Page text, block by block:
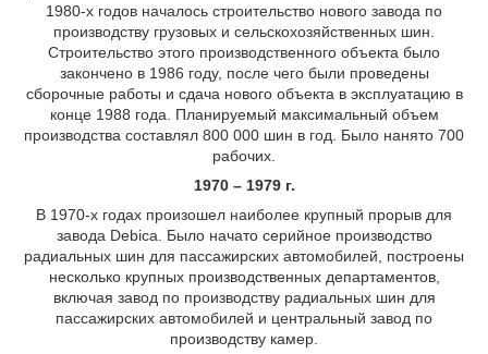
1980-х годов началось строительство нового завода по
производству грузовых и сельскохозяйственных шин.
Строительство этого производственного объекта было
закончено в 1986 году, после чего были проведены
сборочные работы и сдача нового объекта в эксплуатацию в
конце 1988 года. Планируемый максимальный объем
производства составлял 800 000 шин в год. Было нанято 700
рабочих.
1970 – 1979 г.
В 1970-х годах произошел наиболее крупный прорыв для
завода Debica. Было начато серийное производство
радиальных шин для пассажирских автомобилей, построены
несколько крупных производственных департаментов,
включая завод по производству радиальных шин для
пассажирских автомобилей и центральный завод по
производству камер.